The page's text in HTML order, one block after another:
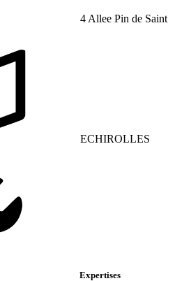
4 Allee Pin de Saint
ECHIROLLES
Expertises